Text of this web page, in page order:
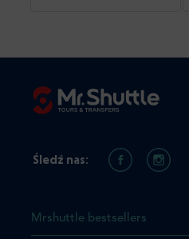
Mrshuttle bestsellers
Śledź nas: